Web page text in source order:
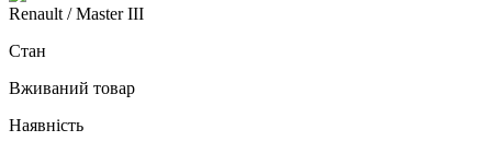
Renault / Master III
Стан
Вживаний товар
Наявність